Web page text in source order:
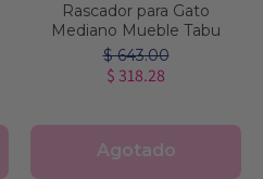
Rascador para Gato
Mediano Mueble Tabu
$ 643.00
$ 318.28
Agotado